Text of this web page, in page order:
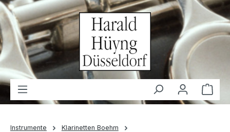
springen
Instrumente
Klarinetten Boehm